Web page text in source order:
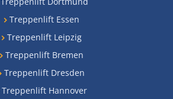
Treppenlift Essen
Treppenlift Leipzig
Treppenlift Bremen
Treppenlift Dresden
Treppenlift Hannover